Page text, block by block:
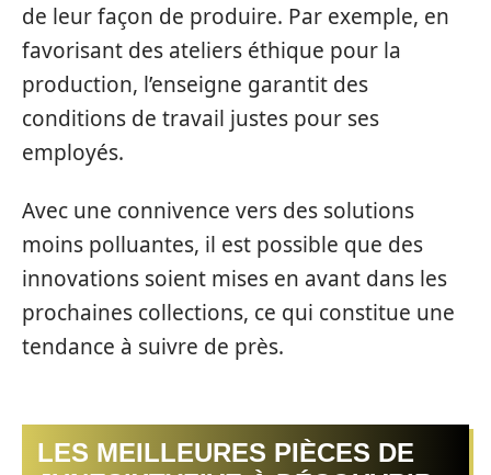
de leur façon de produire. Par exemple, en
favorisant des ateliers éthique pour la
production, l’enseigne garantit des
conditions de travail justes pour ses
employés.
Avec une connivence vers des solutions
moins polluantes, il est possible que des
innovations soient mises en avant dans les
prochaines collections, ce qui constitue une
tendance à suivre de près.
LES MEILLEURES PIÈCES DE